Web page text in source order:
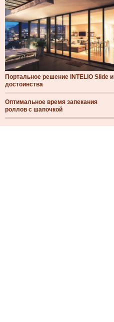
Портальное решение INTELIO Slide и
достоинства
Оптимальное время запекания
роллов с шапочкой